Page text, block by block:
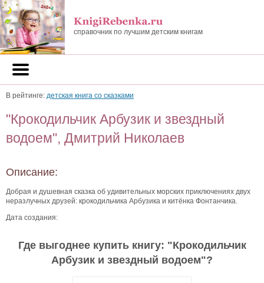
справочник по лучшим детским книгам
В рейтинге: детская книга со сказками
"Крокодильчик Арбузик и звездный
водоем", Дмитрий Николаев
Описание:
Добрая и душевная сказка об удивительных морских приключениях двух
неразлучных друзей: крокодильчика Арбузика и китёнка Фонтанчика.
Дата создания:
Где выгоднее купить книгу: "Крокодильчик
Арбузик и звездный водоем"?